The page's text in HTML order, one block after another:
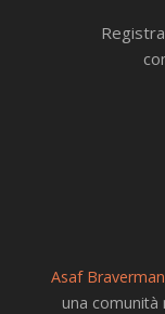
Asaf Braverman
una comunità